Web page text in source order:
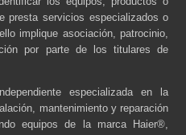
presta servicios especializados o
implique asociación, patrocinio,
por parte de los titulares de
especializada en la
mantenimiento y reparación
equipos de la marca Haier®,